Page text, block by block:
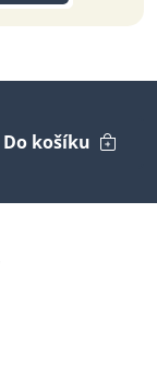
Do košíku